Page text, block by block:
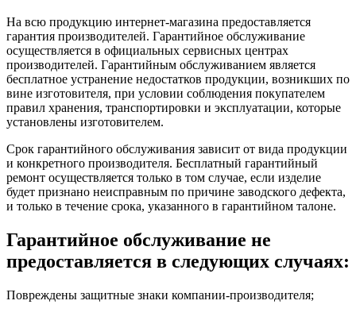
На всю продукцию интернет-магазина предоставляется
гарантия производителей. Гарантийное обслуживание
осуществляется в официальных сервисных центрах
производителей. Гарантийным обслуживанием является
бесплатное устранение недостатков продукции, возникших по
вине изготовителя, при условии соблюдения покупателем
правил хранения, транспортировки и эксплуатации, которые
установлены изготовителем.
Срок гарантийного обслуживания зависит от вида продукции
и конкретного производителя. Бесплатный гарантийный
ремонт осуществляется только в том случае, если изделие
будет признано неисправным по причине заводского дефекта,
и только в течение срока, указанного в гарантийном талоне.
Гарантийное обслуживание не
предоставляется в следующих случаях:
Повреждены защитные знаки компании-производителя;